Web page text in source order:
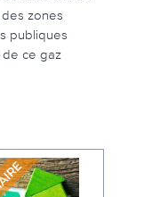
zones
publiques
de ce gaz